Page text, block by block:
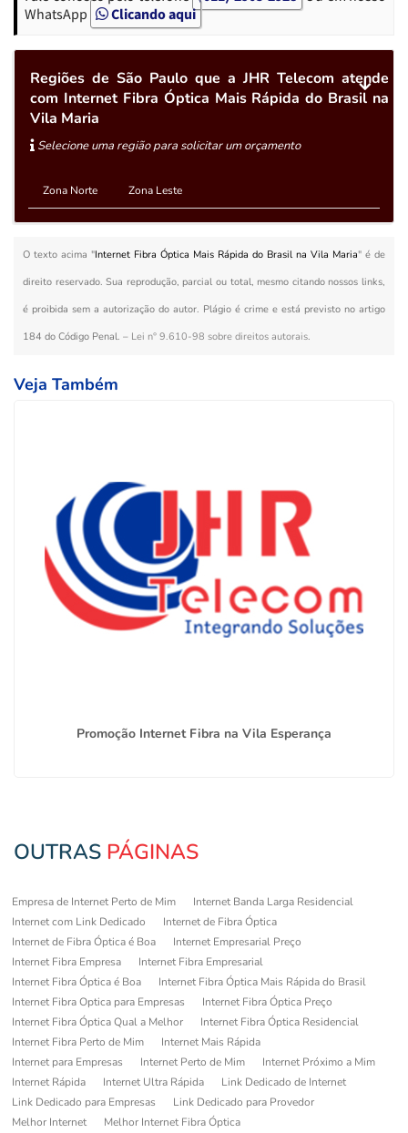
WhatsApp
Clicando aqui
Regiões de São Paulo que a JHR Telecom atende
com Internet Fibra Óptica Mais Rápida do Brasil na
Vila Maria
Selecione uma região para solicitar um orçamento
Zona Norte Zona Leste
O texto acima "Internet Fibra Óptica Mais Rápida do Brasil na Vila Maria" é de
direito reservado. Sua reprodução, parcial ou total, mesmo citando nossos links,
é proibida sem a autorização do autor. Plágio é crime e está previsto no artigo
184 do Código Penal. – Lei n° 9.610-98 sobre direitos autorais.
Veja Também
Promoção Internet Fibra na Vila Esperança
OUTRAS PÁGINAS
Empresa de Internet Perto de Mim
Internet Banda Larga Residencial
Internet com Link Dedicado
Internet de Fibra Óptica
Internet de Fibra Óptica é Boa
Internet Empresarial Preço
Internet Fibra Empresa
Internet Fibra Empresarial
Internet Fibra Óptica é Boa
Internet Fibra Óptica Mais Rápida do Brasil
Internet Fibra Optica para Empresas
Internet Fibra Óptica Preço
Internet Fibra Óptica Qual a Melhor
Internet Fibra Óptica Residencial
Internet Fibra Perto de Mim
Internet Mais Rápida
Internet para Empresas
Internet Perto de Mim
Internet Próximo a Mim
Internet Rápida
Internet Ultra Rápida
Link Dedicado de Internet
Link Dedicado para Empresas
Link Dedicado para Provedor
Melhor Internet
Melhor Internet Fibra Óptica